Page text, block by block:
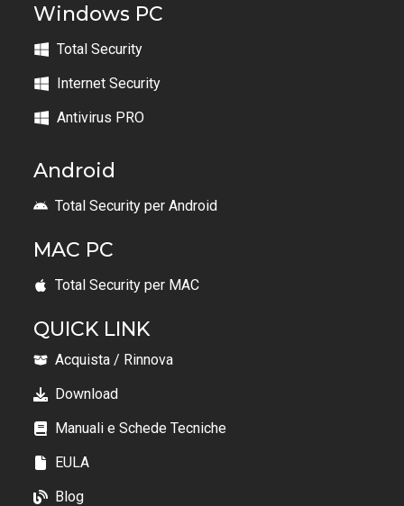
Windows PC
Total Security
Internet Security
Antivirus PRO
Android
Total Security per Android
MAC PC
Total Security per MAC
QUICK LINK
Acquista / Rinnova
Download
Manuali e Schede Tecniche
EULA
Blog